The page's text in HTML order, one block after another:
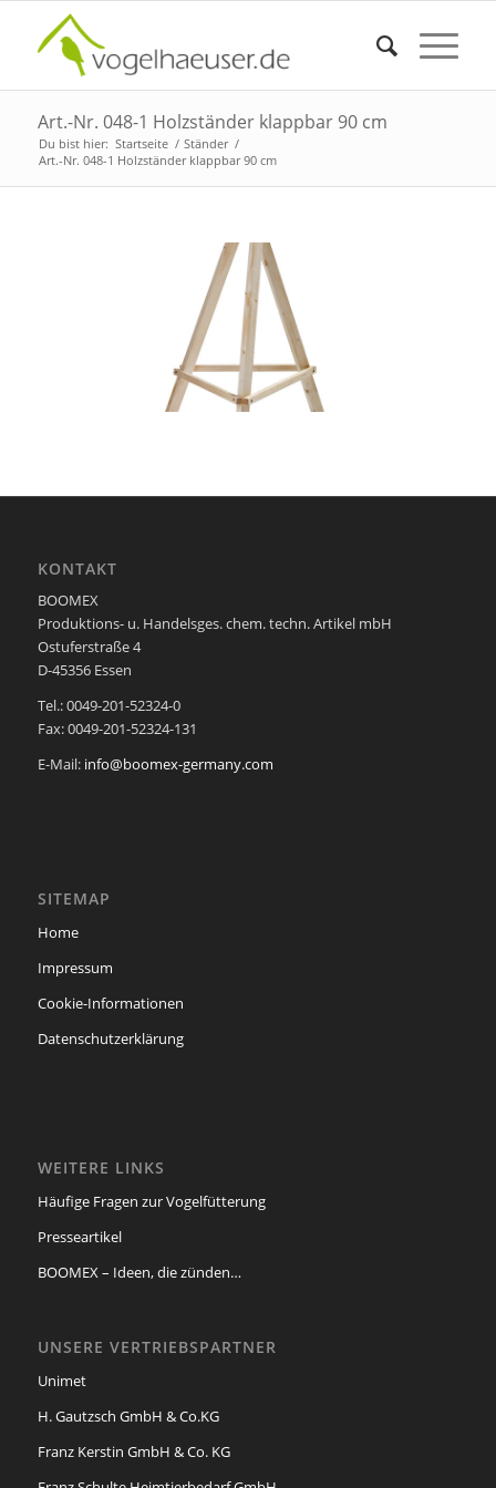
Art.-Nr. 048-1 Holzständer klappbar 90 cm
Du bist hier: Startseite / Ständer /
Art.-Nr. 048-1 Holzständer klappbar 90 cm
KONTAKT
BOOMEX
Produktions- u. Handelsges. chem. techn. Artikel mbH
Ostuferstraße 4
D-45356 Essen
Tel.: 0049-201-52324-0
Fax: 0049-201-52324-131
E-Mail: info@boomex-germany.com
SITEMAP
Home
Impressum
Cookie-Informationen
Datenschutzerklärung
WEITERE LINKS
Häufige Fragen zur Vogelfütterung
Presseartikel
BOOMEX – Ideen, die zünden…
UNSERE VERTRIEBSPARTNER
Unimet
H. Gautzsch GmbH & Co.KG
Franz Kerstin GmbH & Co. KG